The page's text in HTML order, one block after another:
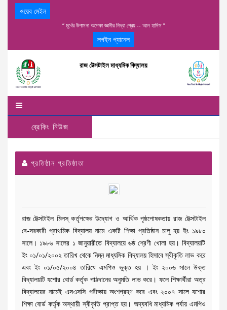
ওয়েব মেইল
“ মূর্খের উপাসনা অপেক্ষা জ্ঞানীর নিদ্রা শ্রেয় -- আল হাদিস ”
লগইন প্যানেল
রাজ টেক্সটাইল মাধ্যমিক বিদ্যালয়
ব্রেকিং নিউজ
প্রতিষ্ঠান প্রতিষ্ঠাতা
রাজ টেক্সটাইল মিলস্ কর্তৃপক্ষের উদ্যোগ ও আর্থিক পৃষ্ঠপোষকতায় রাজ টেক্সটাইল
বে-সরকারী প্রাথমিক বিদ্যালয় নামে একটি শিক্ষা প্রতিষ্ঠান চালু হয় ইং ১৯৮০
সালে। ১৯৮৬ সালের ১ জানুয়ারীতে বিদ্যালয়ে ৬ষ্ঠ শ্রেণী খোলা হয়। বিদ্যালয়টি
ইং ০১/০১/২০০২ তারিখ থেকে নিম্ন মাধ্যমিক বিদ্যালয় হিসাবে স্বীকৃতি লাভ করে
এবং ইং ০১/০৫/২০০৪ তারিখে এমপিও ভুক্ত হয় । ইং ২০০৬ সালে উক্ত
বিদ্যালয়টি যশোর বোর্ড কর্তৃক পাঠদানের অনুমতি লাভ করে। ফলে শিক্ষার্থীরা অত্র
বিদ্যালয়ের নামেই এসএসসি পরীক্ষায় অংশগ্রহণ করে এবং ২০০৭ সালে যশোর
শিক্ষা বোর্ড কর্তৃক অস্থায়ী স্বীকৃতি প্রাপ্ত হয়। অদ্যবধি মাধ্যমিক পর্যায় এমপিও